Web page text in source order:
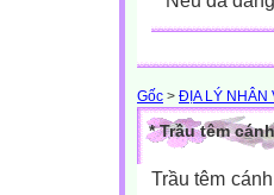
Gốc > ĐỊA LÝ NHÂN
* Trầu têm
Trầu têm